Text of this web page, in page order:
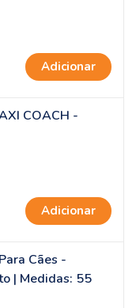
Adicionar
COACH -
Adicionar
Cães -
| Medidas: 55